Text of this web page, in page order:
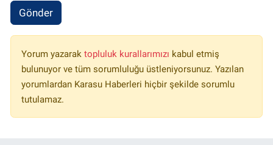
Gönder
Yorum yazarak topluluk kurallarımızı kabul etmiş
bulunuyor ve tüm sorumluluğu üstleniyorsunuz. Yazılan
yorumlardan Karasu Haberleri hiçbir şekilde sorumlu
tutulamaz.